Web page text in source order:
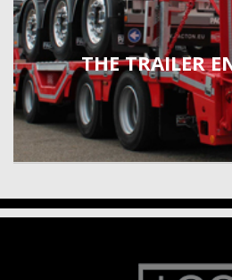
THE TRAILER